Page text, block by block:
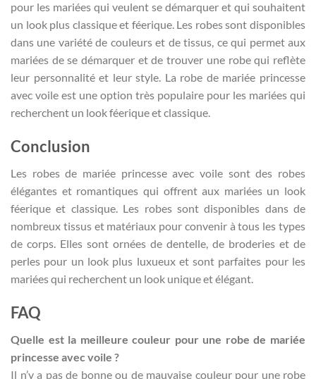
pour les mariées qui veulent se démarquer et qui souhaitent
un look plus classique et féerique. Les robes sont disponibles
dans une variété de couleurs et de tissus, ce qui permet aux
mariées de se démarquer et de trouver une robe qui reflète
leur personnalité et leur style. La robe de mariée princesse
avec voile est une option très populaire pour les mariées qui
recherchent un look féerique et classique.
Conclusion
Les robes de mariée princesse avec voile sont des robes
élégantes et romantiques qui offrent aux mariées un look
féerique et classique. Les robes sont disponibles dans de
nombreux tissus et matériaux pour convenir à tous les types
de corps. Elles sont ornées de dentelle, de broderies et de
perles pour un look plus luxueux et sont parfaites pour les
mariées qui recherchent un look unique et élégant.
FAQ
Quelle est la meilleure couleur pour une robe de mariée
princesse avec voile ?
Il n’y a pas de bonne ou de mauvaise couleur pour une robe